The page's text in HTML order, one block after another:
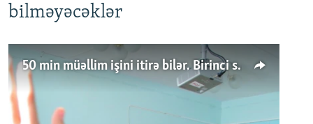
bilməyəcəklər
50 min müəllim işini itirə bilər. Birinci sinfə gedənlər azalır